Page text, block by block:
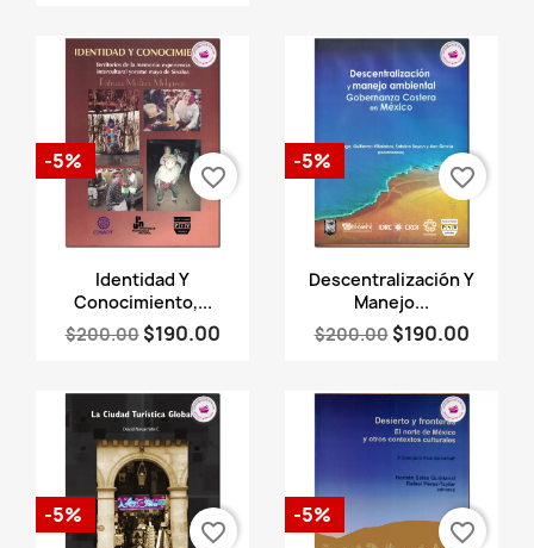
Vista rápida
Identidad Y
Conocimiento,...
$200.00 $190.00
-5%
favorite_border
Vista rápida
Descentralización Y
Manejo...
$200.00 $190.00
-5%
favorite_border
-5%
favorite_border
-5%
favorite_border